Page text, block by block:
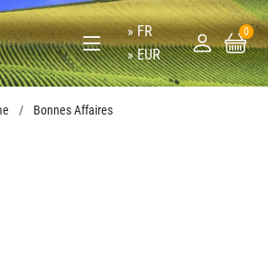
FR
EUR
0
Bonnes Affaires